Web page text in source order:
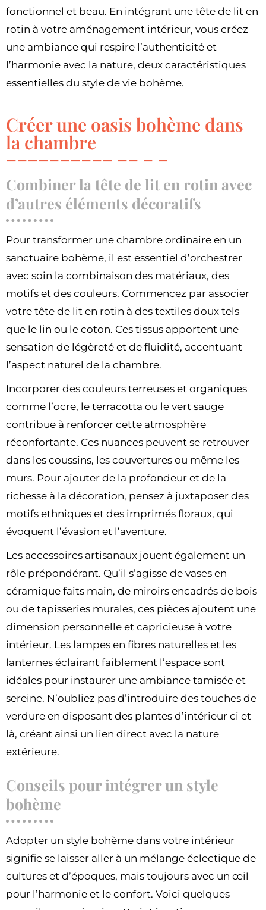
fonctionnel et beau. En intégrant une tête de lit en
rotin à votre aménagement intérieur, vous créez
une ambiance qui respire l’authenticité et
l’harmonie avec la nature, deux caractéristiques
essentielles du style de vie bohème.
Créer une oasis bohème dans
la chambre
Combiner la tête de lit en rotin avec
d’autres éléments décoratifs
Pour transformer une chambre ordinaire en un
sanctuaire bohème, il est essentiel d’orchestrer
avec soin la combinaison des matériaux, des
motifs et des couleurs. Commencez par associer
votre tête de lit en rotin à des textiles doux tels
que le lin ou le coton. Ces tissus apportent une
sensation de légèreté et de fluidité, accentuant
l’aspect naturel de la chambre.
Incorporer des couleurs terreuses et organiques
comme l’ocre, le terracotta ou le vert sauge
contribue à renforcer cette atmosphère
réconfortante. Ces nuances peuvent se retrouver
dans les coussins, les couvertures ou même les
murs. Pour ajouter de la profondeur et de la
richesse à la décoration, pensez à juxtaposer des
motifs ethniques et des imprimés floraux, qui
évoquent l’évasion et l’aventure.
Les accessoires artisanaux jouent également un
rôle prépondérant. Qu’il s’agisse de vases en
céramique faits main, de miroirs encadrés de bois
ou de tapisseries murales, ces pièces ajoutent une
dimension personnelle et capricieuse à votre
intérieur. Les lampes en fibres naturelles et les
lanternes éclairant faiblement l’espace sont
idéales pour instaurer une ambiance tamisée et
sereine. N’oubliez pas d’introduire des touches de
verdure en disposant des plantes d’intérieur ci et
là, créant ainsi un lien direct avec la nature
extérieure.
Conseils pour intégrer un style
bohème
Adopter un style bohème dans votre intérieur
signifie se laisser aller à un mélange éclectique de
cultures et d’époques, mais toujours avec un œil
pour l’harmonie et le confort. Voici quelques